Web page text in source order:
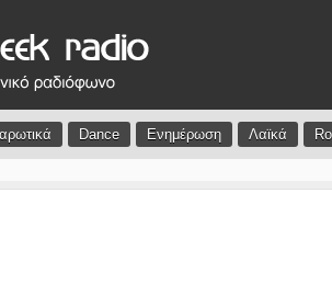
Dance Ενημέρωση Λαϊκά